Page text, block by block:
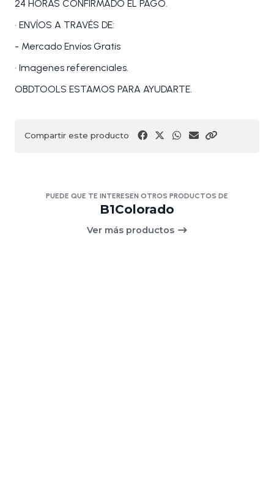
24 HORAS CONFIRMADO EL PAGO.
• ENVÍOS A TRAVÉS DE:
- Mercado Envíos Gratis
• Imagenes referenciales.
OBDTOOLS ESTAMOS PARA AYUDARTE.
Compartir este producto
PUEDE QUE TE INTERESEN OTROS PRODUCTOS DE
B1Colorado
Ver más productos